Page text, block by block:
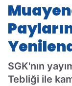
SGK'nın
Tebliği ile